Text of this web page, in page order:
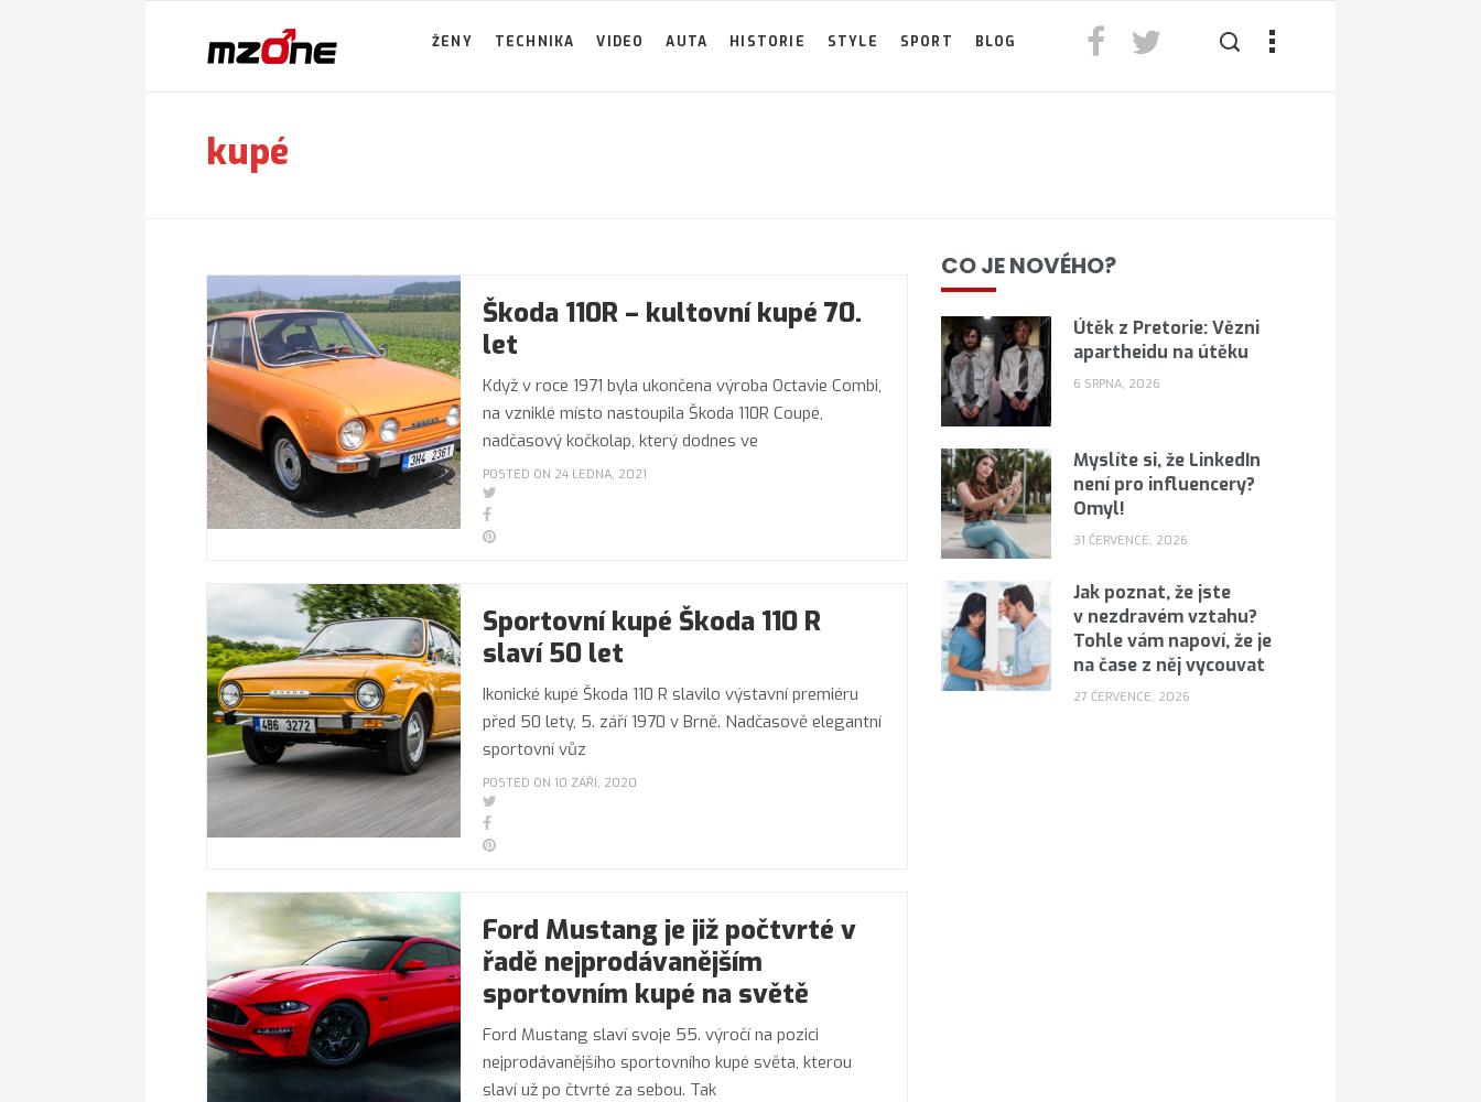
ŽENY TECHNIKA VIDEO AUTA HISTORIE STYLE SPORT BLOG
kupé
Škoda 110R – kultovní kupé 70.
let
Když v roce 1971 byla ukončena výroba Octavie Combi,
na vzniklé místo nastoupila Škoda 110R Coupé,
nadčasový kočkolap, který dodnes ve
POSTED ON 24 LEDNA, 2021
Sportovní kupé Škoda 110 R
slaví 50 let
Ikonické kupé Škoda 110 R slavilo výstavní premiéru
před 50 lety, 5. září 1970 v Brně. Nadčasově elegantní
sportovní vůz
POSTED ON 10 ZÁŘÍ, 2020
Ford Mustang je již počtvrté v
řadě nejprodávanějším
sportovním kupé na světě
Ford Mustang slaví svoje 55. výročí na pozici
nejprodávanějšího sportovního kupé světa, kterou
slaví už po čtvrté za sebou. Tak
CO JE NOVÉHO?
Útěk z Pretorie: Vězni
apartheidu na útěku
6 SRPNA, 2026
Myslíte si, že LinkedIn
není pro influencery?
Omyl!
31 ČERVENCE, 2026
Jak poznat, že jste
v nezdravém vztahu?
Tohle vám napoví, že je
na čase z něj vycouvat
27 ČERVENCE, 2026